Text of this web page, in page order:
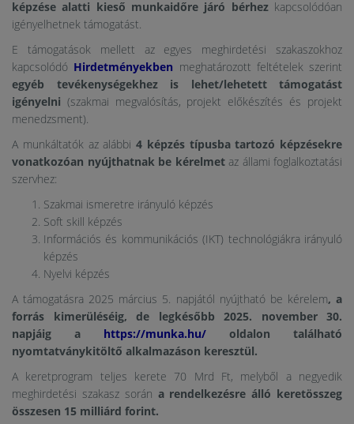
képzése alatti kieső munkaidőre járó bérhezkapcsolódóan
igényelhetnek támogatást.
E támogatások mellett az egyes meghirdetési szakaszokhoz
kapcsolódó Hirdetményekben meghatározott feltételek szerint
egyéb tevékenységekhez is lehet/lehetett támogatást
igényelni (szakmai megvalósítás, projekt előkészítés és projekt
menedzsment).
A munkáltatók az alábbi 4 képzés típusba tartozó képzésekre
vonatkozóan nyújthatnak be kérelmetaz állami foglalkoztatási
szervhez:
Szakmai ismeretre irányuló képzés
Soft skill képzés
Információs és kommunikációs (IKT) technológiákra irányuló
képzés
Nyelvi képzés
A támogatásra 2025 március 5. napjától nyújtható be kérelem, a
forrás kimerüléséig, de legkésőbb 2025. november 30.
napjáig a https://munka.hu/ oldalon található
nyomtatványkitöltő alkalmazáson keresztül.
A keretprogram teljes kerete 70 Mrd Ft, melyből a negyedik
meghirdetési szakasz során a rendelkezésre álló keretösszeg
összesen 15 milliárd forint.